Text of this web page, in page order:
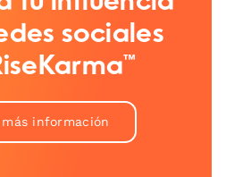
sociales
información